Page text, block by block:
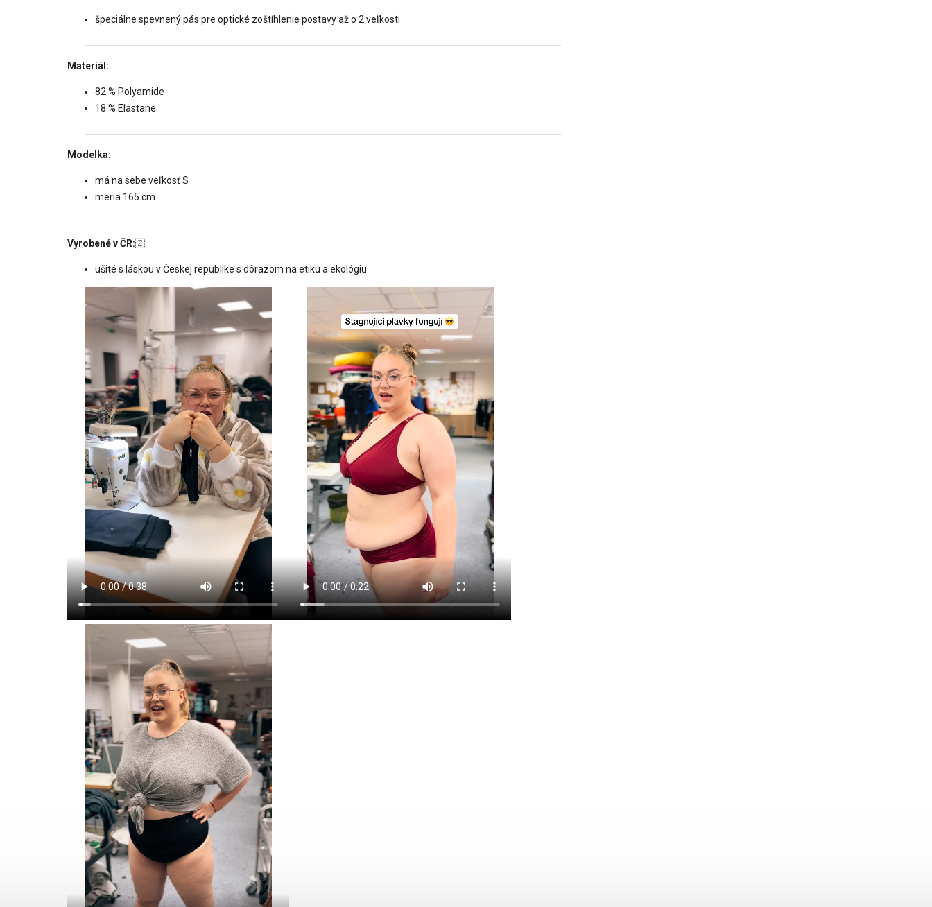
špeciálne spevnený pás pre optické zoštíhlenie postavy až o 2 veľkosti
Materiál:
82 % Polyamide
18 % Elastane
Modelka:
má na sebe veľkosť S
meria 165 cm
Vyrobené v ČR:🇿
ušité s láskou v Českej republike s dôrazom na etiku a ekológiu